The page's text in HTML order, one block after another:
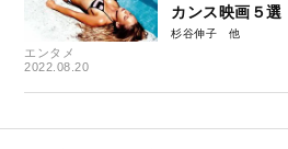
エンタメ
2022.08.20
カンス映画５選
杉谷伸子